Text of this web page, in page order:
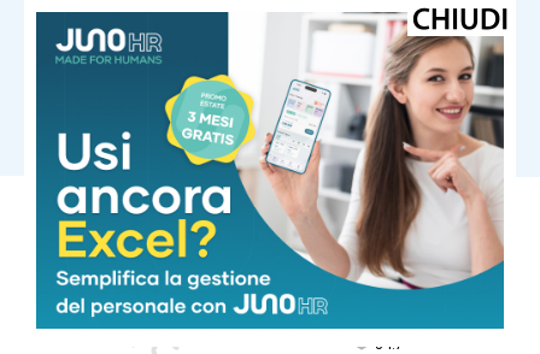
Ultima ora
Antognoni e il ‘no’ alla Fiorentina: “Il
ritiro della maglia? Pensano che sia
bischero? Mi hanno fatto
imbestialire”
Carica altri
COMUNE DI MASSA
Cielo Sereno
34.7°C 34.7°
34.7